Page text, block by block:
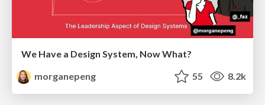
We Have a Design System, Now What?
morganepeng
55 8.2k